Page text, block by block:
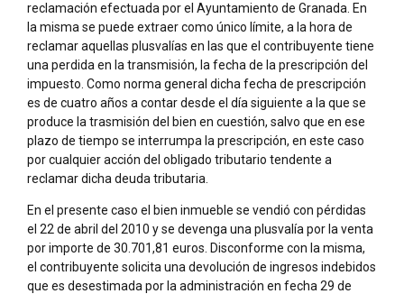
reclamación efectuada por el Ayuntamiento de Granada. En
la misma se puede extraer como único límite, a la hora de
reclamar aquellas plusvalías en las que el contribuyente tiene
una perdida en la transmisión, la fecha de la prescripción del
impuesto. Como norma general dicha fecha de prescripción
es de cuatro años a contar desde el día siguiente a la que se
produce la trasmisión del bien en cuestión, salvo que en ese
plazo de tiempo se interrumpa la prescripción, en este caso
por cualquier acción del obligado tributario tendente a
reclamar dicha deuda tributaria.
En el presente caso el bien inmueble se vendió con pérdidas
el 22 de abril del 2010 y se devenga una plusvalía por la venta
por importe de 30.701,81 euros. Disconforme con la misma,
el contribuyente solicita una devolución de ingresos indebidos
que es desestimada por la administración en fecha 29 de